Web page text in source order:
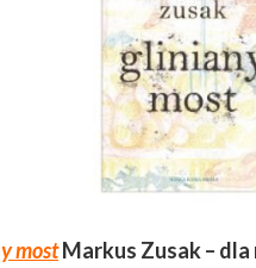
mostMarkus Zusak – dla